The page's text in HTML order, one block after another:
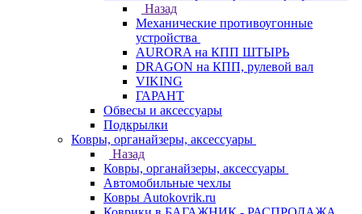
Назад
Механические противоугонные
устройства
AURORA на КПП ШТЫРЬ
DRAGON на КПП, рулевой вал
VIKING
ГАРАНТ
Обвесы и аксессуары
Подкрылки
Ковры, органайзеры, аксессуары
Назад
Ковры, органайзеры, аксессуары
Автомобильные чехлы
Ковры Autokovrik.ru